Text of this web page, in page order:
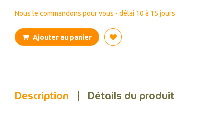
Nous le commandons pour vous - délai 10 à 15 jours
Ajouter au panier
Description Détails du produit